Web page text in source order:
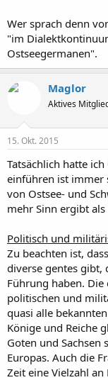
Wer sprach denn
"im
Ostseegermanen".
Maglor
Aktives
15. Okt. 2015
Tatsächlich hatte
einführen ist immer
von Ostsee- und
mehr Sinn ergibt
Politisch und
Zu beachten ist,
diverse gentes gibt,
Führung haben.
politischen und
quasi alle
Könige und Reiche
Goten und Sachsen
Europas. Auch die
Zeit eine Vielzahl